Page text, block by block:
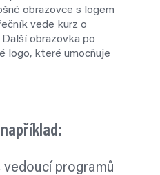
vedoucí programů